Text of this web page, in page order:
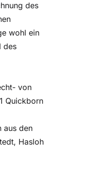
des
wohl ein
des
von
Quickborn
aus den
Hasloh